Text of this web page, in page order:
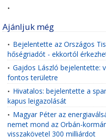
•
Ajánljuk még
• Bejelentette az Országos
hőségriadót - ekkortól
• Gajdos László bejelentette:
fontos területre
• Hivatalos: bejelentette a
kapus leigazolását
• Magyar Péter az
nemet mond az Orbán-
visszakövetel 300 milliárdot